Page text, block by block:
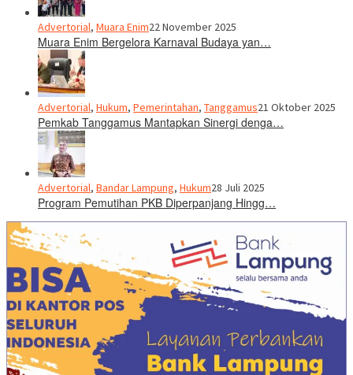
Advertorial, Muara Enim22 November 2025
Muara Enim Bergelora Karnaval Budaya yan…
Advertorial, Hukum, Pemerintahan, Tanggamus21 Oktober 2025
Pemkab Tanggamus Mantapkan Sinergi denga…
Advertorial, Bandar Lampung, Hukum28 Juli 2025
Program Pemutihan PKB Diperpanjang Hingg…